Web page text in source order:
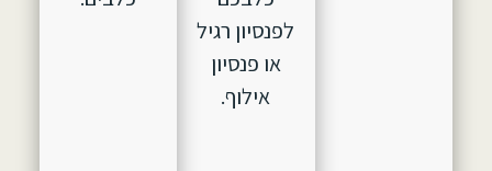
לפנסיון רגיל
או פנסיון
אילוף.